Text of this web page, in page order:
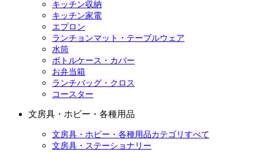
キッチン収納
キッチン家電
エプロン
ランチョンマット・テーブルウェア
水筒
ボトルケース・カバー
お弁当箱
ランチバッグ・クロス
コースター
文房具・ホビー・各種用品
文房具・ホビー・各種用品カテゴリすべて
文房具・ステーショナリー